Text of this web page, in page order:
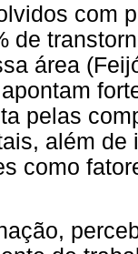
com
de
área
pelas
além
como